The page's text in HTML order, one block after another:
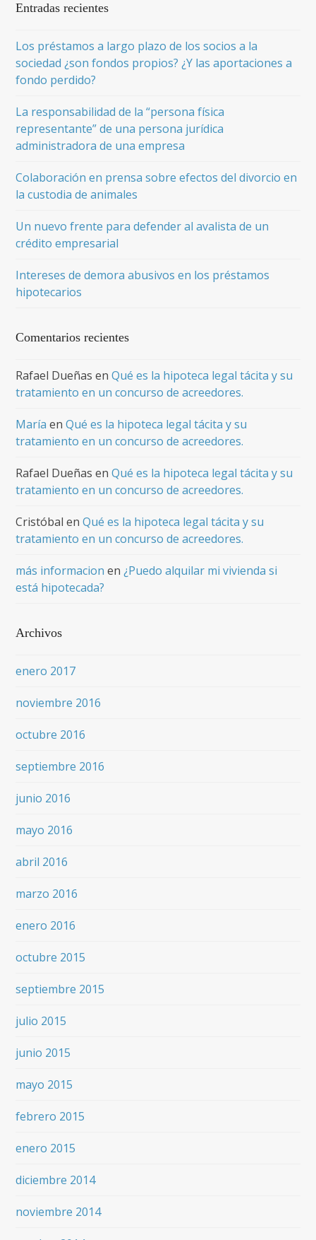
Entradas recientes
Los préstamos a largo plazo de los socios a la
sociedad ¿son fondos propios? ¿Y las aportaciones a
fondo perdido?
La responsabilidad de la “persona física
representante” de una persona jurídica
administradora de una empresa
Colaboración en prensa sobre efectos del divorcio en
la custodia de animales
Un nuevo frente para defender al avalista de un
crédito empresarial
Intereses de demora abusivos en los préstamos
hipotecarios
Comentarios recientes
Rafael Dueñas enQué es la hipoteca legal tácita y su
tratamiento en un concurso de acreedores.
María enQué es la hipoteca legal tácita y su
tratamiento en un concurso de acreedores.
Rafael Dueñas enQué es la hipoteca legal tácita y su
tratamiento en un concurso de acreedores.
Cristóbal enQué es la hipoteca legal tácita y su
tratamiento en un concurso de acreedores.
más informacion en¿Puedo alquilar mi vivienda si
está hipotecada?
Archivos
enero 2017
noviembre 2016
octubre 2016
septiembre 2016
junio 2016
mayo 2016
abril 2016
marzo 2016
enero 2016
octubre 2015
septiembre 2015
julio 2015
junio 2015
mayo 2015
febrero 2015
enero 2015
diciembre 2014
noviembre 2014